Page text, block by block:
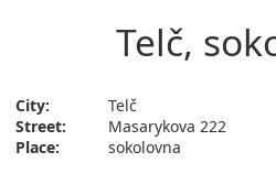
Telč,
City:
Telč
Street:
Masarykova 222
Place:
sokolovna